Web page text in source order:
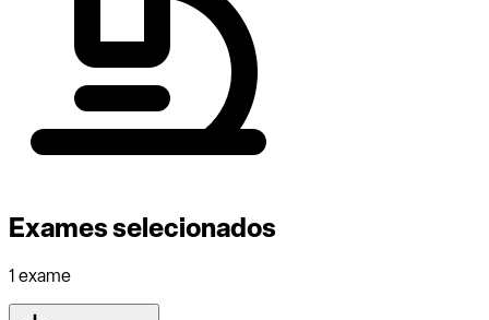
Exames selecionados
1 exame